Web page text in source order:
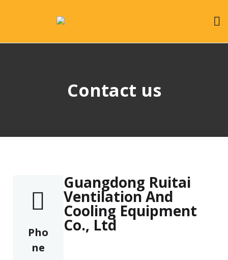
Contact us
Pho
ne
Guangdong Ruitai
Ventilation And
Cooling Equipment
Co., Ltd